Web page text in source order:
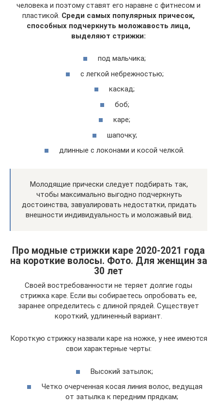
человека и поэтому ставят его наравне с фитнесом и
пластикой. Среди самых популярных причесок,
способных подчеркнуть моложавость лица,
выделяют стрижки:
под мальчика;
с легкой небрежностью;
каскад;
боб;
каре;
шапочку;
длинные с локонами и косой челкой.
Молодящие прически следует подбирать так,
чтобы максимально выгодно подчеркнуть
достоинства, завуалировать недостатки, придать
внешности индивидуальность и моложавый вид.
Про модные стрижки каре 2020-2021 года
на короткие волосы. Фото. Для женщин за
30 лет
Своей востребованности не теряет долгие годы
стрижка каре. Если вы собираетесь опробовать ее,
заранее определитесь с длиной прядей. Существует
короткий, удлиненный вариант.
Короткую стрижку назвали каре на ножке, у нее имеются
свои характерные черты:
Высокий затылок;
Четко очерченная косая линия волос, ведущая
от затылка к передним прядкам;